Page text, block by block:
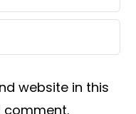
website in this
comment.